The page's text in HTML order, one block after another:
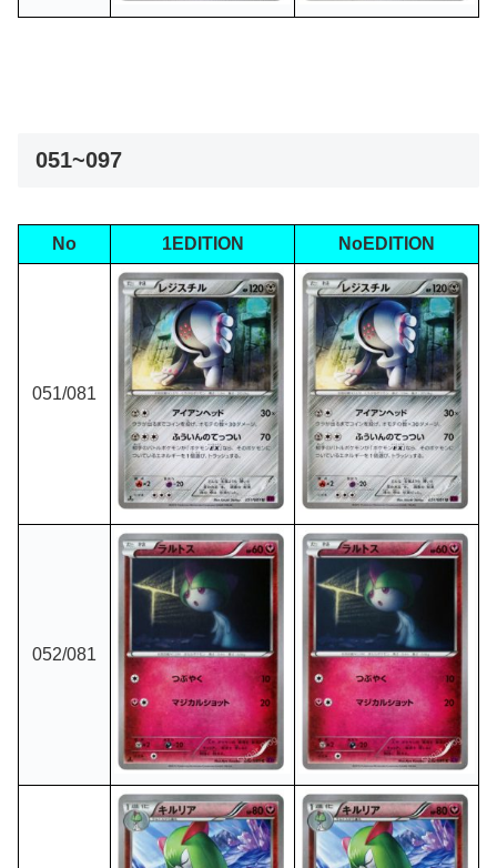
051~097
No 1EDITION NoEDITION
051/081
052/081